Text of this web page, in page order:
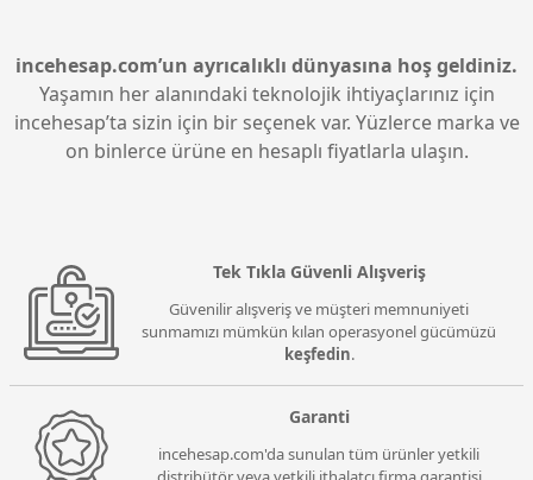
incehesap.com’un ayrıcalıklı dünyasına hoş geldiniz.
Yaşamın her alanındaki teknolojik ihtiyaçlarınız için
incehesap’ta sizin için bir seçenek var. Yüzlerce marka ve
on binlerce ürüne en hesaplı fiyatlarla ulaşın.
Tek Tıkla Güvenli Alışveriş
Güvenilir alışveriş ve müşteri memnuniyeti
sunmamızı mümkün kılan operasyonel gücümüzü
keşfedin.
Garanti
incehesap.com'da sunulan tüm ürünler yetkili